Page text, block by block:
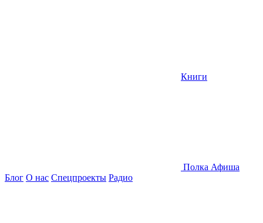
Книги
Полка Афиша
Блог О нас Спецпроекты Радио